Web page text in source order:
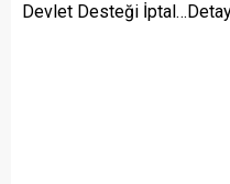
Devlet Desteği